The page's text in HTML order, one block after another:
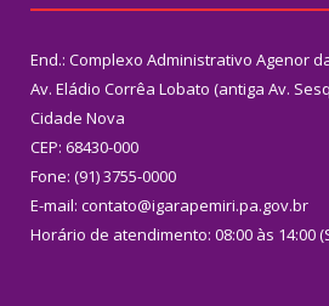
End.: Complexo Administrativo Agenor
Av. Eládio Corrêa Lobato (antiga Av.
Cidade Nova
CEP: 68430-000
Fone: (91) 3755-0000
E-mail: contato@igarapemiri.pa.gov.br
Horário de atendimento: 08:00 às 14:00